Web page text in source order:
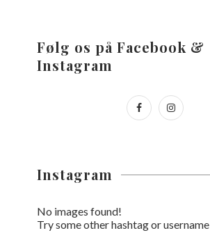
Følg os på Facebook &
Instagram
Instagram
No images found!
Try some other hashtag or username